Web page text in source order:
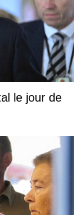
le jour de